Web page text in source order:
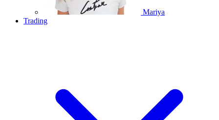
Mariya
Trading